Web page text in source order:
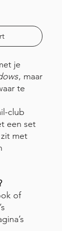
je
, maar
te
club
een set
met
of